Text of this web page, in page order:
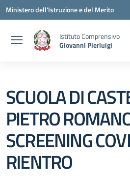
Vai ai contenuti
Vai al menu di navigazione
Vai al footer
Ministero dell'Istruzione e del Merito
Istituto Comprensivo
Giovanni Pierluigi
SCUOLA DI
PIETRO
SCREENING
RIENTRO